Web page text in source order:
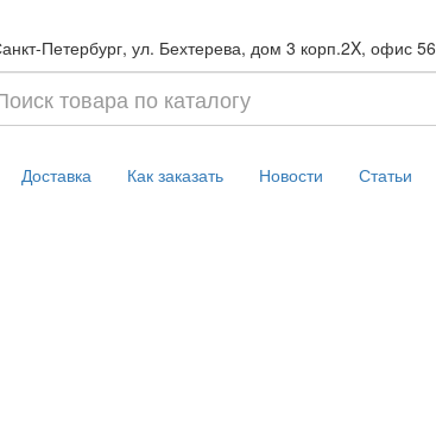
Петербург, ул. Бехтерева, дом 3 корп.2X, офис 56
Доставка Как заказать Новости Статьи